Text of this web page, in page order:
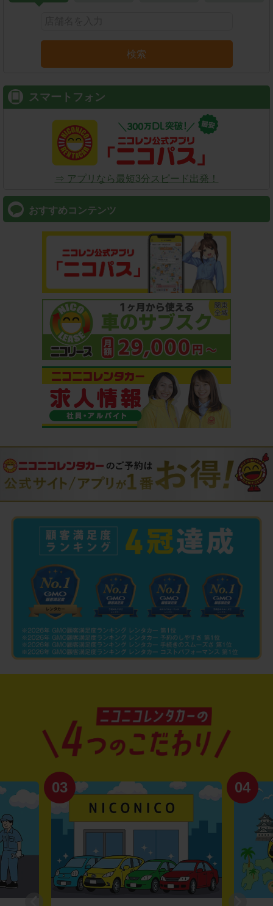
検索
スマートフォン
⇒ アプリなら最短3分スピード出発！
おすすめコンテンツ
03 04